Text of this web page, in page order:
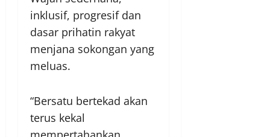
inklusif, progresif dan
dasar prihatin rakyat
menjana sokongan yang
meluas.
“Bersatu bertekad akan
terus kekal